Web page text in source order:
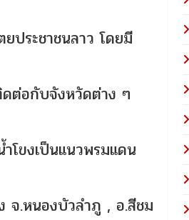
ประชาชนลาว โดยมี
ดต่อกับจังหวัดต่าง ๆ
โขงเป็นแนวพรมแดน
จ.หนองบัวลำภู , อ.สีชม